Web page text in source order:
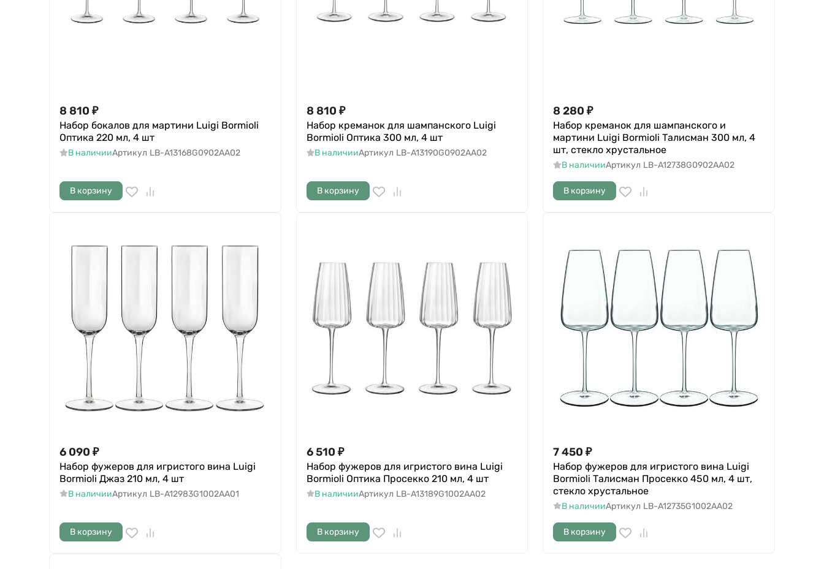
8 810 ₽
Набор бокалов для мартини Luigi Bormioli
Оптика 220 мл, 4 шт
В наличииАртикул LB-A13168G0902AA02
В корзину
8 810 ₽
Набор креманок для шампанского Luigi
Bormioli Оптика 300 мл, 4 шт
В наличииАртикул LB-A13190G0902AA02
В корзину
8 280 ₽
Набор креманок для шампанского и
мартини Luigi Bormioli Талисман 300 мл, 4
шт, стекло хрустальное
В наличииАртикул LB-A12738G0902AA02
В корзину
6 090 ₽
Набор фужеров для игристого вина Luigi
Bormioli Джаз 210 мл, 4 шт
В наличииАртикул LB-A12983G1002AA01
В корзину
6 510 ₽
Набор фужеров для игристого вина Luigi
Bormioli Оптика Просекко 210 мл, 4 шт
В наличииАртикул LB-A13189G1002AA02
В корзину
7 450 ₽
Набор фужеров для игристого вина Luigi
Bormioli Талисман Просекко 450 мл, 4 шт,
стекло хрустальное
В наличииАртикул LB-A12735G1002AA02
В корзину